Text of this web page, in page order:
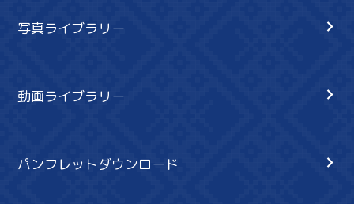
写真ライブラリー
動画ライブラリー
パンフレットダウンロード